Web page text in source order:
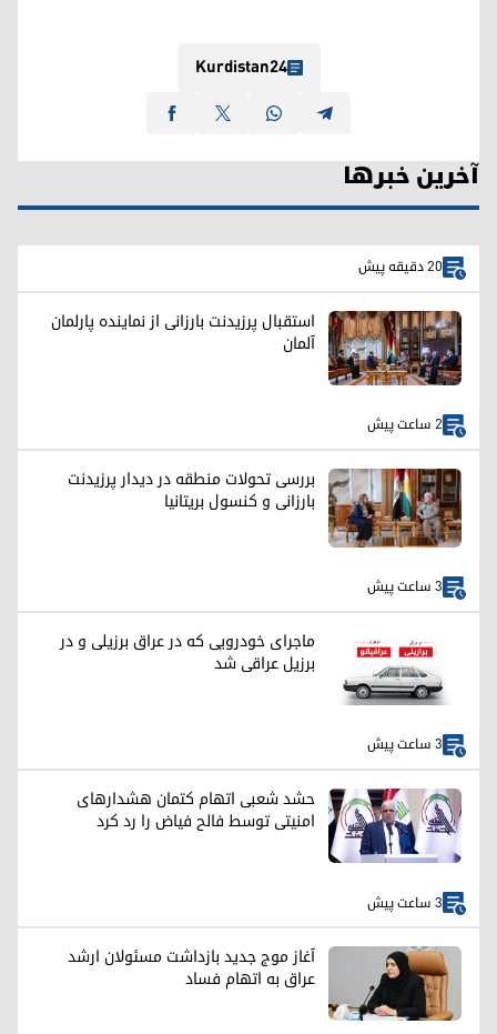
Kurdistan24
آخرین خبرها
20 دقیقه پیش
استقبال پرزیدنت بارزانی از نماینده پارلمان
آلمان
2 ساعت پیش
بررسی تحولات منطقه در دیدار پرزیدنت
بارزانی و کنسول بریتانیا
3 ساعت پیش
ماجرای خودرویی که در عراق برزیلی و در
برزیل عراقی شد
3 ساعت پیش
حشد شعبی اتهام کتمان هشدارهای
امنیتی توسط فالح فیاض را رد کرد
3 ساعت پیش
آغاز موج جدید بازداشت مسئولان ارشد
عراق به اتهام فساد